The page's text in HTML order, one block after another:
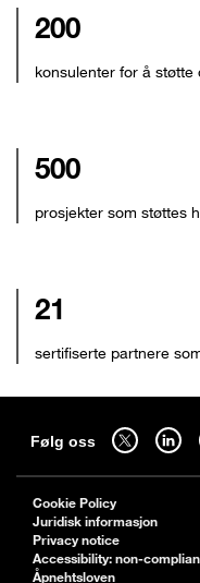
200
konsulenter for å
500
prosjekter som støttes
21
sertifiserte partnere
Følg oss
Følg oss påFølg
Cookie Policy
Juridisk informasjon
Privacy notice
Accessibility: non-
Åpnehtsloven